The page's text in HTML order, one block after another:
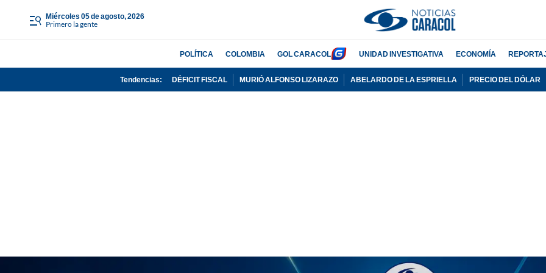
miércoles 05 de agosto, 2026
Primero la gente
POLÍTICA COLOMBIA GOL CARACOL UNIDAD INVESTIGATIVA ECONOMÍA
Tendencias: DÉFICIT FISCAL MURIÓ ALFONSO LIZARAZO ABELARDO DE LA ESPRIELLA PRECIO DEL DÓLAR